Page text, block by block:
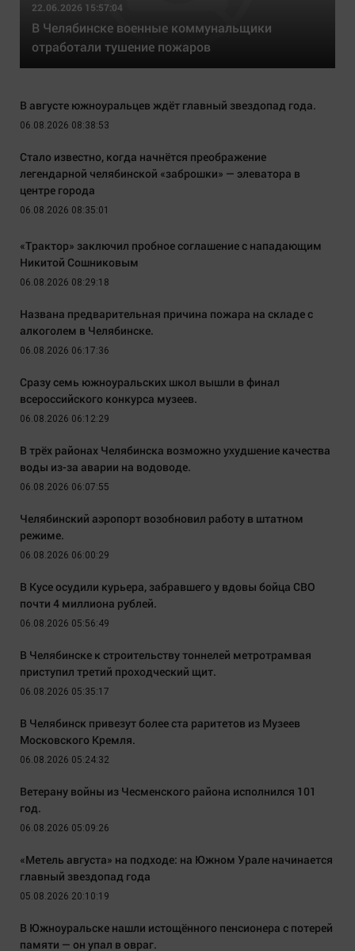
22.06.2026 15:57:04
В Челябинске военные коммунальщики
отработали тушение пожаров
В августе южноуральцев ждёт главный звездопад года.
06.08.2026 08:38:53
Стало известно, когда начнётся преображение
легендарной челябинской «заброшки» — элеватора в
центре города
06.08.2026 08:35:01
«Трактор» заключил пробное соглашение с нападающим
Никитой Сошниковым
06.08.2026 08:29:18
Названа предварительная причина пожара на складе с
алкоголем в Челябинске.
06.08.2026 06:17:36
Сразу семь южноуральских школ вышли в финал
всероссийского конкурса музеев.
06.08.2026 06:12:29
В трёх районах Челябинска возможно ухудшение качества
воды из-за аварии на водоводе.
06.08.2026 06:07:55
Челябинский аэропорт возобновил работу в штатном
режиме.
06.08.2026 06:00:29
В Кусе осудили курьера, забравшего у вдовы бойца СВО
почти 4 миллиона рублей.
06.08.2026 05:56:49
В Челябинске к строительству тоннелей метротрамвая
приступил третий проходческий щит.
06.08.2026 05:35:17
В Челябинск привезут более ста раритетов из Музеев
Московского Кремля.
06.08.2026 05:24:32
Ветерану войны из Чесменского района исполнился 101
год.
06.08.2026 05:09:26
«Метель августа» на подходе: на Южном Урале начинается
главный звездопад года
05.08.2026 20:10:19
В Южноуральске нашли истощённого пенсионера с потерей
памяти — он упал в овраг.